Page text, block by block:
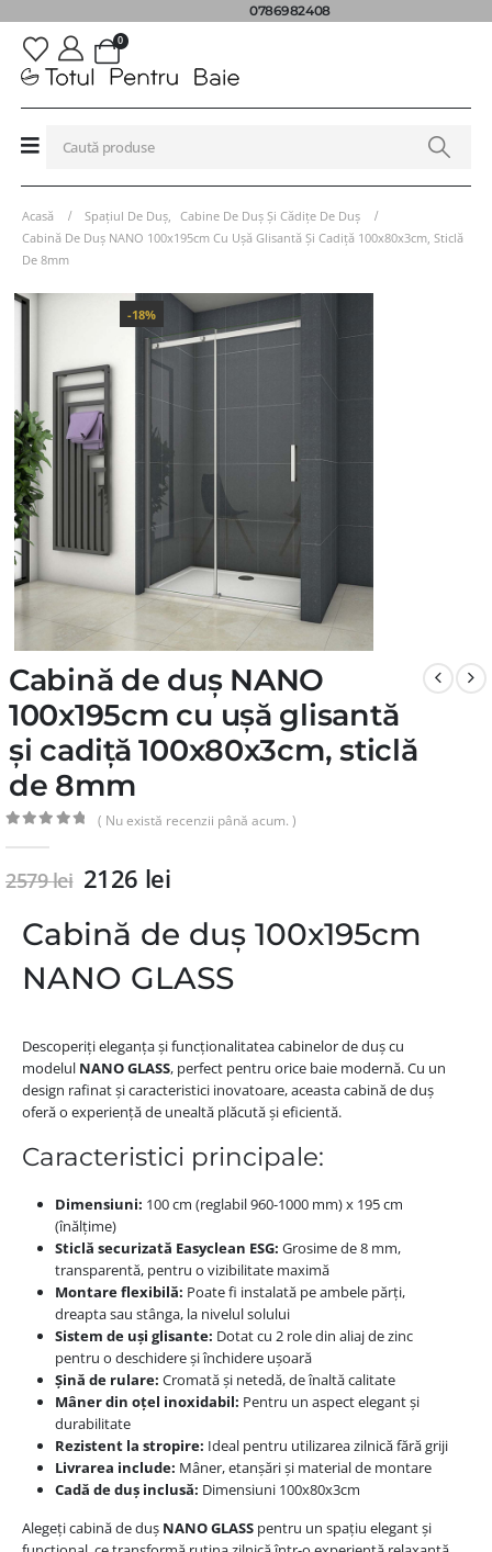
0786982408
0
Acasă Spațiul De Duș
Cabine De Duș Și Cădițe De Duș
Cabină De Duș NANO 100x195cm Cu Ușă Glisantă Și Cadiță 100x80x3cm, Sticlă
De 8mm
-18%
Cabină de duș NANO
100x195cm cu ușă glisantă
și cadiță 100x80x3cm, sticlă
de 8mm
( Nu există recenzii până acum. )
2579lei 2126 lei
Cabină de duș 100x195cm
NANO GLASS
Descoperiți eleganța și funcționalitatea cabinelor de duș cu
modelul NANO GLASS, perfect pentru orice baie modernă. Cu un
design rafinat și caracteristici inovatoare, aceasta cabină de duș
oferă o experiență de unealtă plăcută și eficientă.
Caracteristici principale:
Dimensiuni: 100 cm (reglabil 960-1000 mm) x 195 cm
(înălțime)
Sticlă securizată Easyclean ESG: Grosime de 8 mm,
transparentă, pentru o vizibilitate maximă
Montare flexibilă: Poate fi instalată pe ambele părți,
dreapta sau stânga, la nivelul solului
Sistem de uși glisante: Dotat cu 2 role din aliaj de zinc
pentru o deschidere și închidere ușoară
Șină de rulare: Cromată și netedă, de înaltă calitate
Mâner din oțel inoxidabil: Pentru un aspect elegant și
durabilitate
Rezistent la stropire: Ideal pentru utilizarea zilnică fără griji
Livrarea include: Mâner, etanșări și material de montare
Cadă de duș inclusă: Dimensiuni 100x80x3cm
Alegeți cabină de duș NANO GLASSpentru un spațiu elegant și